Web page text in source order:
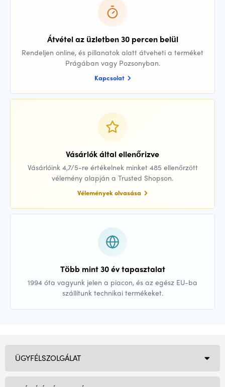
Átvétel az üzletben 30 percen belül
Rendeljen online, és pillanatok alatt átveheti a terméket
Prágában vagy Pozsonyban.
Kapcsolat
Vásárlók által ellenőrizve
Vásárlóink 4,7/5-re értékelnek minket 485 ellenőrzött
vélemény alapján a Trusted Shopson.
Vélemények olvasása
Több mint 30 év tapasztalat
1994 óta vagyunk jelen a piacon, és az egész EU-ba
szállítunk technikai termékeket.
ÜGYFÉLSZOLGÁLAT